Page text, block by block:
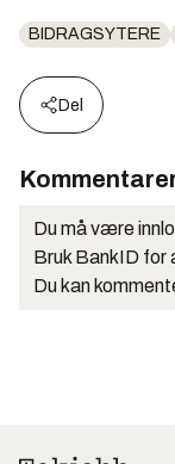
BIDRAGSYTERE
Del
Du må være
Bruk BankID for
Du kan